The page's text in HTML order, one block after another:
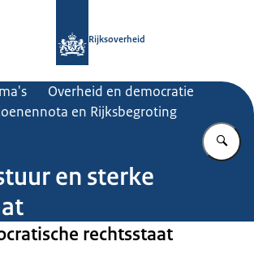
Rijksoverheid
Overheid en democratie
en Rijksbegroting
en sterke
rechtsstaat